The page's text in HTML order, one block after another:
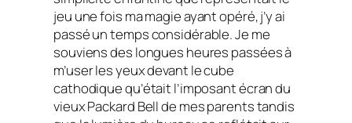
jeu une fois ma magie ayant opéré, j’y ai
passé un temps considérable. Je me
souviens des longues heures passées à
m’user les yeux devant le cube
cathodique qu’était l’imposant écran du
vieux Packard Bell de mes parents tandis